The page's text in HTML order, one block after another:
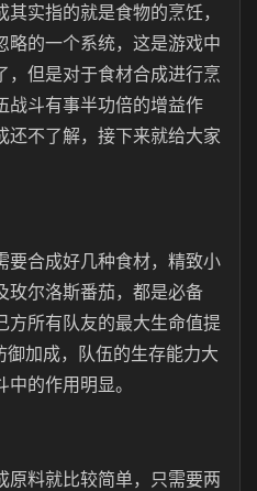
实指的就是食物的烹饪，
略的一个系统，这是游戏中
，但是对于食材合成进行烹
战斗有事半功倍的增益作
还不了解，接下来就给大家
要合成好几种食材，精致小
玫尔洛斯番茄，都是必备
方所有队友的最大生命值提
加成，队伍的生存能力大
的作用明显。
原料就比较简单，只需要两